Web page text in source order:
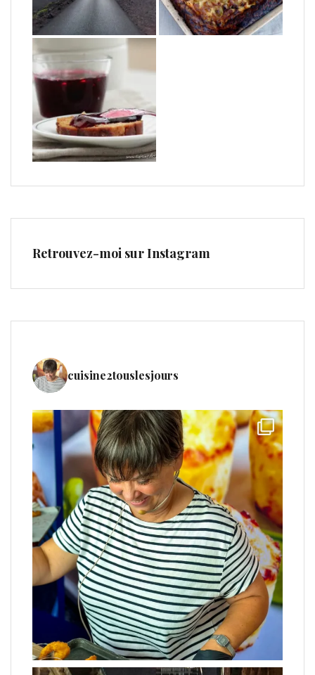
Retrouvez-moi sur Instagram
cuisine2touslesjours